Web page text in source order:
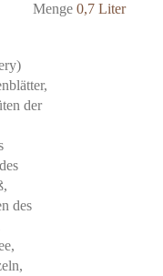
Menge0,7 Liter
der
des